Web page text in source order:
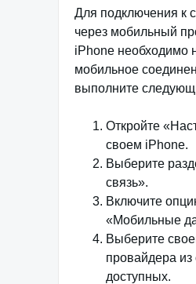
Для подключения к
через мобильный
iPhone необходимо
мобильное
выполните
Откройте
своем iPhone.
Выберите
связь».
Включите
«Мобильные
Выберите
провайдера из
доступных.